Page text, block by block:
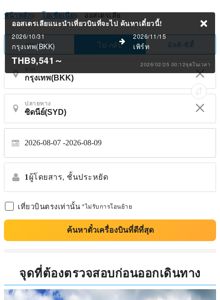
หน้าหลัก> โอเชียเนีย> ออสเตรเลีย
ทางเดียว ไป-กลับ มัลติ-ซิตี้
ปลายทาง
2026-08-07 2026-08-09
1 ผู้โดยสาร, ชั้นประหยัด
เที่ยวบินตรงเท่านั้น *ไม่รับการโอนย้าย
ค้นหาตั๋วเครื่องบินที่ดีที่สุด
ออสเตรเลียแนะนำเที่ยวบินที่จะไป ค้นหาเดี๋ยวนี้!
2026/10/31
กรุงเทพ(BKK)
2026/11/15
เพิร์ท
THB9,541 ～ 2026/02/25 00:12จุดในเวลา
จุดที่ต้องตรวจสอบก่อนออกเดินทาง